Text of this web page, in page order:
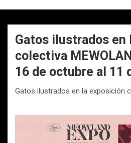
Gatos ilustrados en
colectiva
16 de octubre al 11
Gatos ilustrados en la exposición